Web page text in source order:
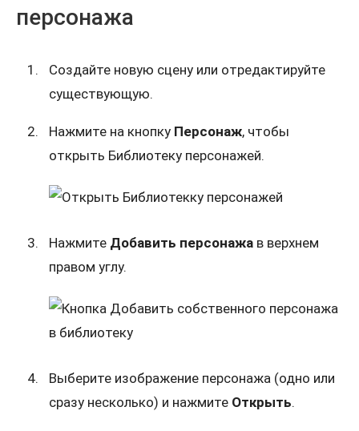
персонажа
Создайте новую сцену или отредактируйте
существующую.
Нажмите на кнопку Персонаж, чтобы
открыть Библиотеку персонажей.
Нажмите Добавить персонажа в верхнем
правом углу.
Выберите изображение персонажа (одно или
сразу несколько) и нажмите Открыть.